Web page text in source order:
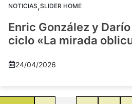
NOTICIAS,SLIDER HOME
Enric González y
ciclo «La mirada
24/04/2026